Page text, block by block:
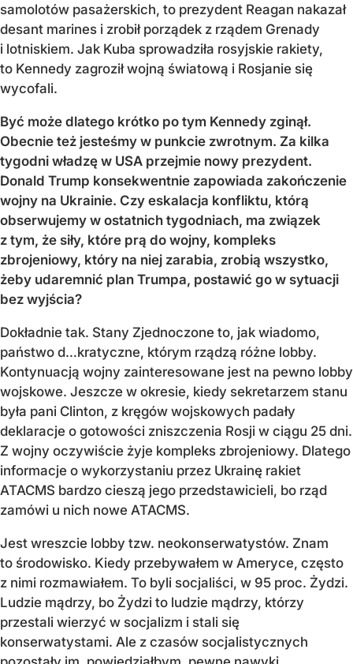
samolotów pasażerskich, to prezydent Reagan nakazał
desant marines i zrobił porządek z rządem Grenady
i lotniskiem. Jak Kuba sprowadziła rosyjskie rakiety,
to Kennedy zagroził wojną światową i Rosjanie się
wycofali.
Być może dlatego krótko po tym Kennedy zginął.
Obecnie też jesteśmy w punkcie zwrotnym. Za kilka
tygodni władzę w USA przejmie nowy prezydent.
Donald Trump konsekwentnie zapowiada zakończenie
wojny na Ukrainie. Czy eskalacja konfliktu, którą
obserwujemy w ostatnich tygodniach, ma związek
z tym, że siły, które prą do wojny, kompleks
zbrojeniowy, który na niej zarabia, zrobią wszystko,
żeby udaremnić plan Trumpa, postawić go w sytuacji
bez wyjścia?
Dokładnie tak. Stany Zjednoczone to, jak wiadomo,
państwo d…kratyczne, którym rządzą różne lobby.
Kontynuacją wojny zainteresowane jest na pewno lobby
wojskowe. Jeszcze w okresie, kiedy sekretarzem stanu
była pani Clinton, z kręgów wojskowych padały
deklaracje o gotowości zniszczenia Rosji w ciągu 25 dni.
Z wojny oczywiście żyje kompleks zbrojeniowy. Dlatego
informacje o wykorzystaniu przez Ukrainę rakiet
ATACMS bardzo cieszą jego przedstawicieli, bo rząd
zamówi u nich nowe ATACMS.
Jest wreszcie lobby tzw. neokonserwatystów. Znam
to środowisko. Kiedy przebywałem w Ameryce, często
z nimi rozmawiałem. To byli socjaliści, w 95 proc. Żydzi.
Ludzie mądrzy, bo Żydzi to ludzie mądrzy, którzy
przestali wierzyć w socjalizm i stali się
konserwatystami. Ale z czasów socjalistycznych